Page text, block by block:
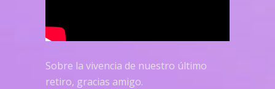
Sobre la vivencia de nuestro último
retiro, gracias amigo.